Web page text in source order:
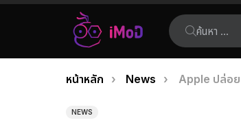
ค้นหา:
เรื่อง
ล่าสุด
คุณอยู่ที่นี่:
หน้าหลัก News Apple ปล่อ
NEWS